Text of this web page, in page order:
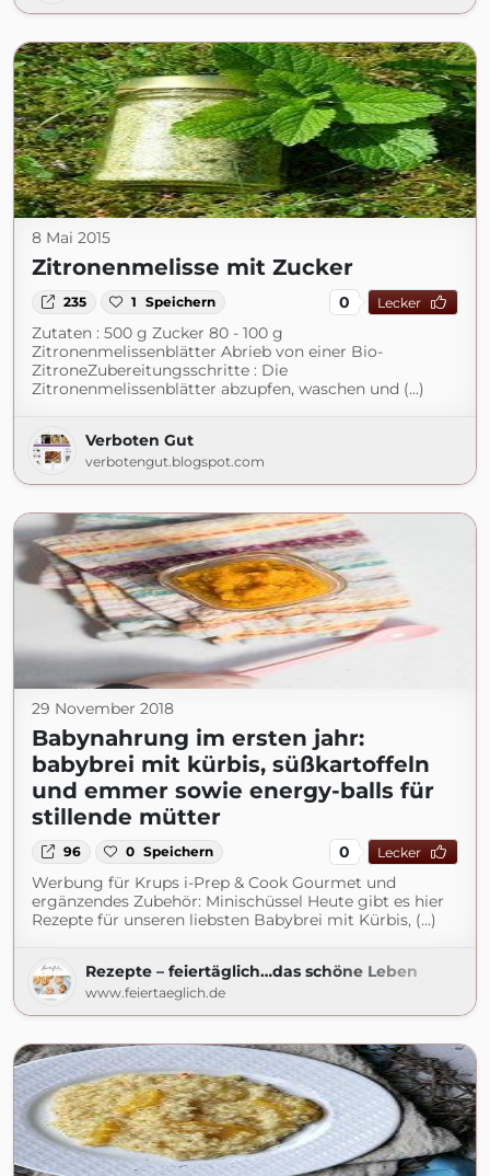
8 Mai 2015
Zitronenmelisse mit Zucker
235 1 Speichern 0 Lecker
Zutaten : 500 g Zucker 80 - 100 g
Zitronenmelissenblätter Abrieb von einer Bio-
ZitroneZubereitungsschritte : Die
Zitronenmelissenblätter abzupfen, waschen und (...)
Verboten Gut
verbotengut.blogspot.com
29 November 2018
Babynahrung im ersten jahr:
babybrei mit kürbis, süßkartoffeln
und emmer sowie energy-balls für
stillende mütter
96 0 Speichern 0 Lecker
Werbung für Krups i-Prep & Cook Gourmet und
ergänzendes Zubehör: Minischüssel Heute gibt es hier
Rezepte für unseren liebsten Babybrei mit Kürbis, (...)
Rezepte – feiertäglich…das schöne Leben
www.feiertaeglich.de